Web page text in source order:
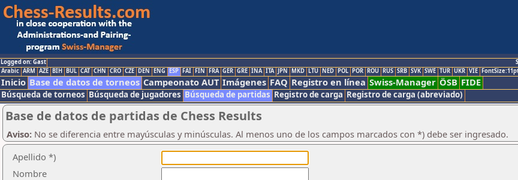
Logged on: Gast
Arabic ARM AZE BIH BUL CAT CHN CRO CZE DEN ENG ESP FAI FIN FRA GER GRE INA ITA JPN MKD LTU NED POL POR ROU RUS SRB SVK SWE TUR UKR VIE
Inicio Base de datos de torneos Campeonato AUT Imágenes FAQ Registro en línea Swiss-Manager ÖSB FIDE
Búsqueda de torneos Búsqueda de jugadores Búsqueda de partidas Registro de carga Registro de carga (abreviado)
Base de datos de partidas de Chess Results
Aviso: No se diferencia entre mayúsculas y minúsculas. Al menos uno de los campos marcados con *) debe ser ingresado.
Apellido *)
Nombre